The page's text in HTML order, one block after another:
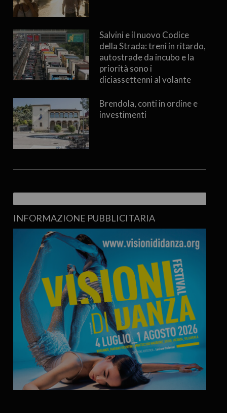
Salvini e il nuovo Codice
della Strada: treni in ritardo,
autostrade da incubo e la
priorità sono i
diciassettenni al volante
Brendola, conti in ordine e
investimenti
INFORMAZIONE PUBBLICITARIA